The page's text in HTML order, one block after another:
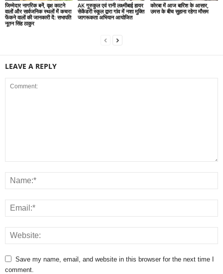
जिम्मेदार नागरिक बनें, वृक्ष काटने
वालों और सार्वजनिक स्थलों में कचरा
फेंकने वालों की जानकारी दें: सभापति
नूतन सिंह ठाकुर
AK गुरुकुल एवं रानी लक्ष्मीबाई हायर
सेकेंडरी स्कूल द्वारा गांव में नशा मुक्ति
जागरूकता अभियान आयोजित
कोरबा में आज बारिश के आसार,
उमस के बीच सुहाना रहेगा मौसम
LEAVE A REPLY
Save my name, email, and website in this browser for the next time I
comment.